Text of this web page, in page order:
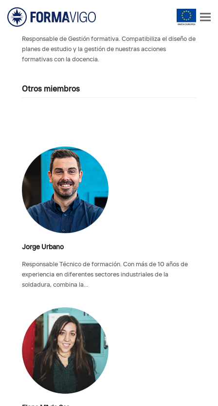
Responsable de Gestión formativa. Compatibiliza el diseño de
planes de estudio y la gestión de nuestras acciones
formativas con la docencia.
Otros miembros
Jorge Urbano
Responsable Técnico de formación. Con más de 10 años de
experiencia en diferentes sectores industriales de la
soldadura, combina la…